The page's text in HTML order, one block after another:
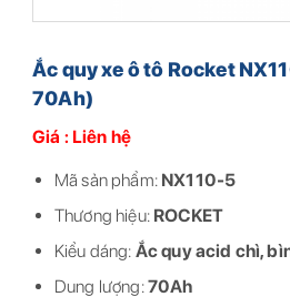
Ắc quy xe ô tô Rocket
70Ah)
Giá : Liên hệ
Mã sản phẩm: NX110-5
Thương hiệu: ROCKET
Kiểu dáng: Ắc quy acid chì,
Dung lượng:70Ah